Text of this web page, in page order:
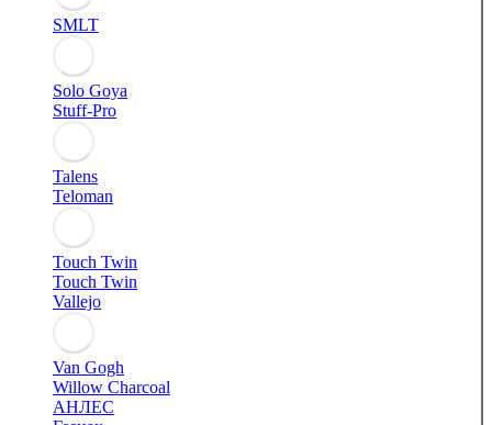
SMLT
Solo Goya
Stuff-Pro
Talens
Teloman
Touch Twin
Touch Twin
Vallejo
Van Gogh
Willow Charcoal
АНЛЕС